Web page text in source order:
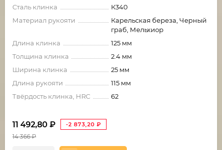
Сталь клинка
К340
Материал рукояти
Карельская береза, Черный
граб, Мельхиор
Длина клинка
125 мм
Толщина клинка
2.4 мм
Ширина клинка
25 мм
Длина рукояти
115 мм
Твёрдость клинка, HRC
62
11 492,80 ₽ -2 873,20 ₽
14 366₽